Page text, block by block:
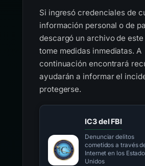
Si ingresó credenciales de
información personal o de
descargó un archivo de este
tome medidas inmediatas. A
continuación encontrará
ayudarán a informar el
protegerse.
IC3 del FBI
Denunciar delitos
cometidos a través
Internet en los
Unidos